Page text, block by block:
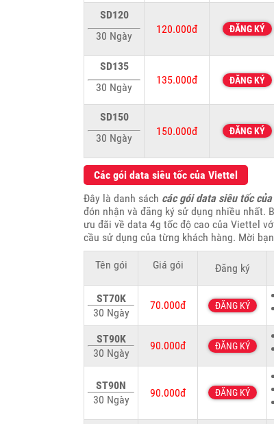
SD120
30 Ngày
120.000đ ĐĂNG KÝ
SD135
30 Ngày
135.000đ ĐĂNG KÝ
SD150
30 Ngày
150.000đ ĐĂNG KÝ
Các gói data siêu tốc của Viettel
Đây là danh sách các gói data siêu tốc
đón nhận và đăng ký sử dụng nhiều
ưu đãi về data 4g tốc độ cao của Viettel
cầu sử dụng của từng khách hàng. Mời
Tên gói Giá gói Đăng ký
ST70K
30 Ngày
70.000đ ĐĂNG KÝ
ST90K
30 Ngày
90.000đ ĐĂNG KÝ
ST90N
30 Ngày
90.000đ ĐĂNG KÝ